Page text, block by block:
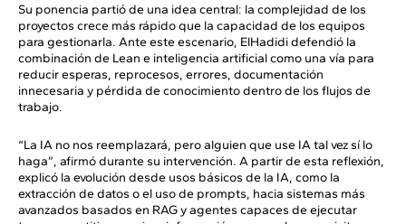
Su ponencia partió de una idea central: la complejidad de los
proyectos crece más rápido que la capacidad de los equipos
para gestionarla. Ante este escenario, ElHadidi defendió la
combinación de Lean e inteligencia artificial como una vía para
reducir esperas, reprocesos, errores, documentación
innecesaria y pérdida de conocimiento dentro de los flujos de
trabajo.
“La IA no nos reemplazará, pero alguien que use IA tal vez sí lo
haga”, afirmó durante su intervención. A partir de esta reflexión,
explicó la evolución desde usos básicos de la IA, como la
extracción de datos o el uso de prompts, hacia sistemas más
avanzados basados en RAG y agentes capaces de ejecutar